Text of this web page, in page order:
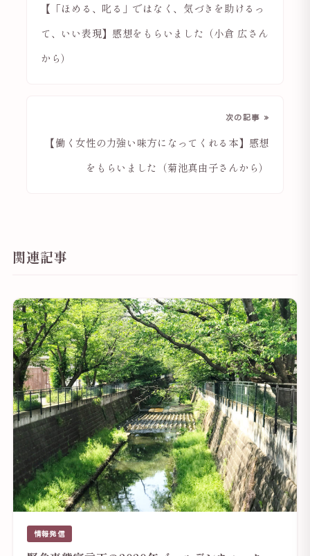
【「ほめる、叱る」ではなく、気づきを助けるっ
て、いい表現】感想をもらいました（小倉 広さん
から）
次の記事 »
【働く女性の力強い味方になってくれる本】感想
をもらいました（菊池真由子さんから）
関連記事
情報発信